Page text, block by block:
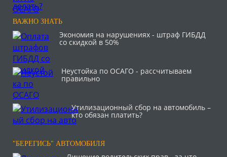
ВАЖНО ЗНАТЬ
Экономия на нарушениях - штраф ГИБДД
со скидкой в 50%
Неустойка по ОСАГО - рассчитываем
правильно
Утилизационный сбор на автомобиль –
кто обязан платить?
"БЕРЕГИСЬ" АВТОМОБИЛЯ